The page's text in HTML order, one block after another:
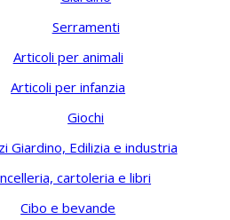
Serramenti
Articoli per animali
Articoli per infanzia
Giochi
Giardino, Edilizia e industria
cartoleria e libri
Cibo e bevande